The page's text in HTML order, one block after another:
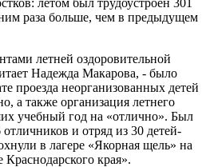
летом был трудоустроен 301
раза больше, чем в предыдущем
летней оздоровительной
Надежда Макарова, - было
проезда неорганизованных детей
а также организация летнего
учебный год на «отлично». Был
и отряд из 30 детей-
в лагере «Якорная щель» на
края».